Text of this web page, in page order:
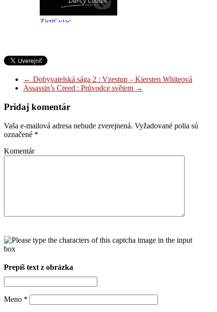
← Dobyvatelská sága 2 : Vzestup – Kiersten Whiteová
Assassin’s Creed : Průvodce světem →
Pridaj komentár
Vaša e-mailová adresa nebude zverejnená. Vyžadované polia sú
označené *
Komentár
Prepíš text z obrázka
Meno *